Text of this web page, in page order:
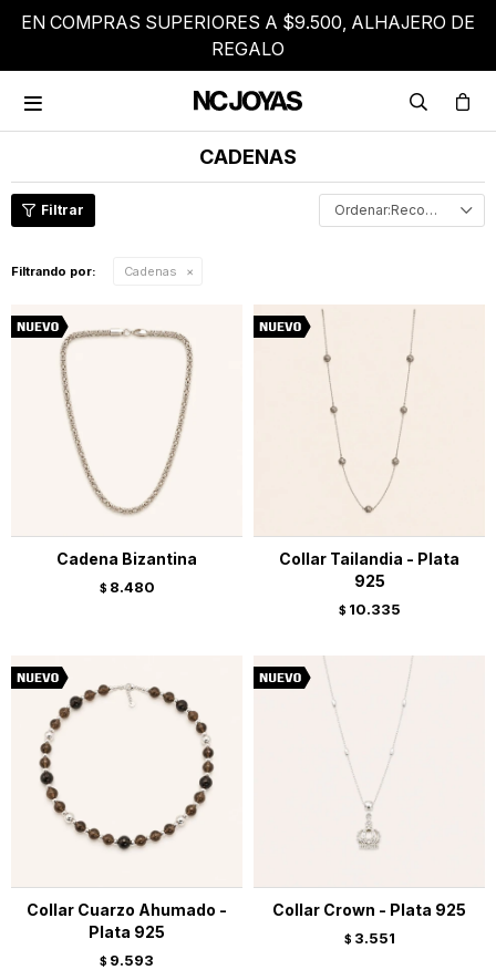
EN COMPRAS SUPERIORES A $9.500, ALHAJERO DE
REGALO

CADENAS
Recomendados
Filtrando por: Cadenas
Cadena Bizantina
$ 8.480
Collar Tailandia - Plata
925
$ 10.335
Collar Cuarzo Ahumado -
Plata 925
$ 9.593
Collar Crown - Plata 925
$ 3.551